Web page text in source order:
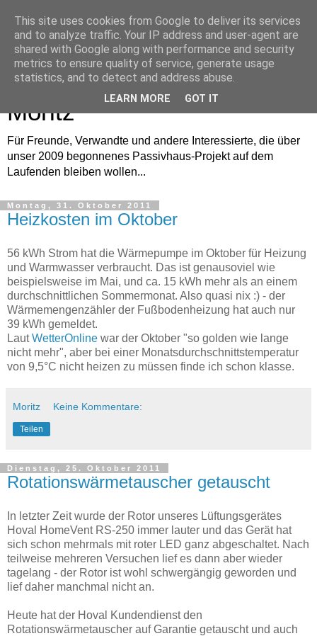
Bautagebuch von Anne und
Moritz
Für Freunde, Verwandte und andere Interessierte, die über
unser 2009 begonnenes Passivhaus-Projekt auf dem
Laufenden bleiben wollen...
Montag, 31. Oktober 2011
Heizkosten im Oktober
56 kWh Strom hat die Wärmepumpe im Oktober für Heizung
und Warmwasser verbraucht. Das ist genausoviel wie
beispielsweise im Mai, und ca. 15 kWh mehr als an einem
durchschnittlichen Sommermonat. Also quasi nix :) - der
Wärmemengenzähler der Fußbodenheizung hat auch nur
39 kWh gemeldet.
LautWetterOnline war der Oktober "so golden wie lange
nicht mehr", aber bei einer Monatsdurchschnittstemperatur
von 9,5°C nicht heizen zu müssen finde ich schon klasse.
Moritz Keine Kommentare:
Teilen
Dienstag, 25. Oktober 2011
Rotationswärmetauscher getauscht
In letzter Zeit wurde der Rotor unseres Lüftungsgerätes
Hoval HomeVent RS-250 immer lauter und das Gerät hat
sich schon mehrmals mit roter LED ganz abgeschaltet. Nach
teilweise mehreren Versuchen lief es dann aber wieder
tagelang - der Rotor ist wohl schwergängig geworden und
lief daher manchmal nicht an.
Heute hat der Hoval Kundendienst den
Rotationswärmetauscher auf Garantie getauscht und auch
This site uses cookies from Google to deliver its services
and to analyze traffic. Your IP address and user-agent are
shared with Google along with performance and security
metrics to ensure quality of service, generate usage
statistics, and to detect and address abuse.
LEARN MORE GOT IT